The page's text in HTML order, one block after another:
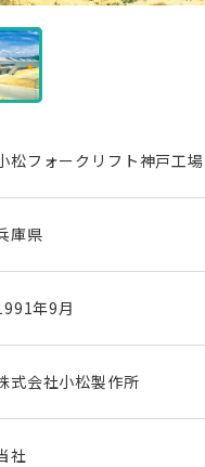
松フォークリフト神戸工場
庫県
年9月
式会社小松製作所
社